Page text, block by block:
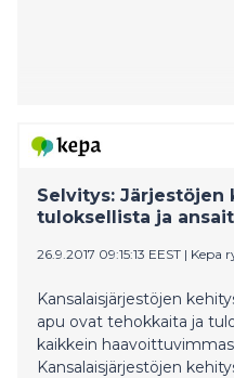
Selvitys:
tuloksellista ja
26.9.2017 09:15:13 EEST | Kepa
Kansalaisjärjestöjen
apu ovat tehokkaita ja
kaikkein
Kansalaisjärjestöjen